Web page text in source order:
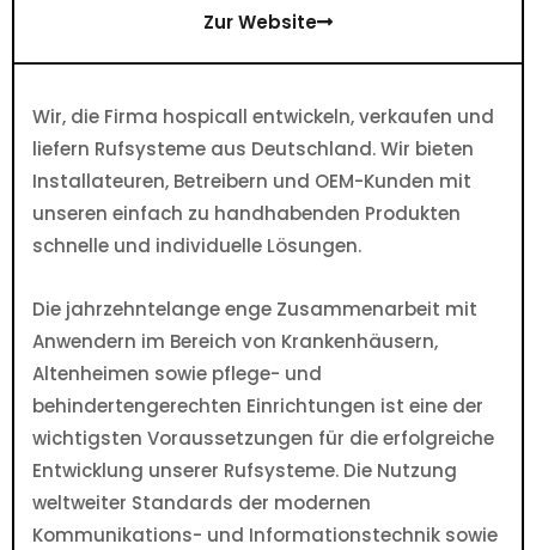
Zur Website
Wir, die Firma hospicall entwickeln, verkaufen und
liefern Rufsysteme aus Deutschland. Wir bieten
Installateuren, Betreibern und OEM-Kunden mit
unseren einfach zu handhabenden Produkten
schnelle und individuelle Lösungen.
Die jahrzehntelange enge Zusammenarbeit mit
Anwendern im Bereich von Krankenhäusern,
Altenheimen sowie pflege- und
behindertengerechten Einrichtungen ist eine der
wichtigsten Voraussetzungen für die erfolgreiche
Entwicklung unserer Rufsysteme. Die Nutzung
weltweiter Standards der modernen
Kommunikations- und Informationstechnik sowie